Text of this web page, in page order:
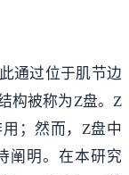
通过位于肌节边
构被称为Z盘。Z
；然而，Z盘中
阐明。在本研究